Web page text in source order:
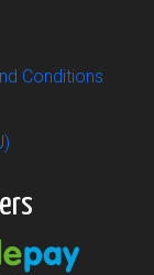
Conditions